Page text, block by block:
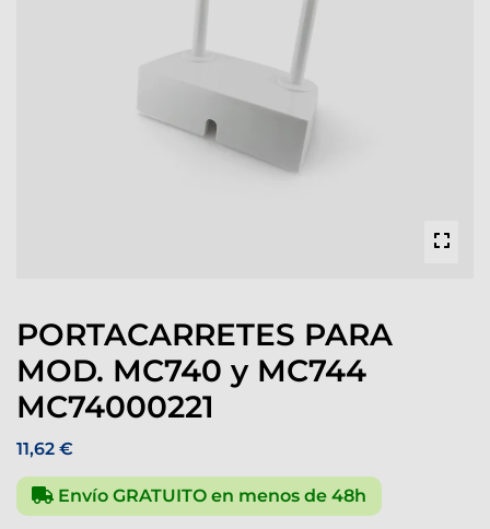
PORTACARRETES PARA
MOD. MC740 y MC744
MC74000221
11,62 €
Envío GRATUITO en menos de 48h